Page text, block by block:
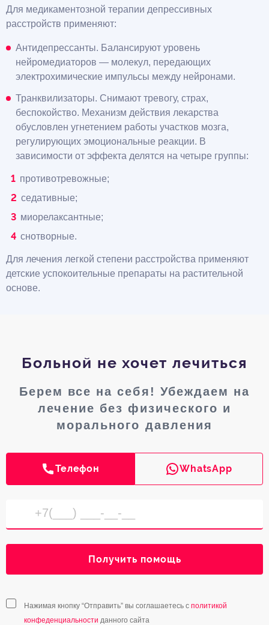
Для медикаментозной терапии депрессивных
расстройств применяют:
Антидепрессанты. Балансируют уровень
нейромедиаторов — молекул, передающих
электрохимические импульсы между нейронами.
Транквилизаторы. Снимают тревогу, страх,
беспокойство. Механизм действия лекарства
обусловлен угнетением работы участков мозга,
регулирующих эмоциональные реакции. В
зависимости от эффекта делятся на четыре группы:
противотревожные;
седативные;
миорелаксантные;
снотворные.
Для лечения легкой степени расстройства применяют
детские успокоительные препараты на растительной
основе.
Больной не хочет лечиться
Берем все на себя! Убеждаем на
лечение без физического и
морального давления
Телефон WhatsApp
Получить помощь
Нажимая кнопку “Отправить” вы соглашаетесь с политикой
конфеденциальности данного сайта